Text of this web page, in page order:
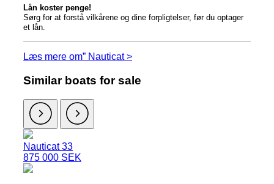
Lån koster penge!
Sørg for at forstå vilkårene og dine forpligtelser, før du optager
et lån.
Læs mere om” Nauticat >
Similar boats for sale
Nauticat 33
875 000 SEK